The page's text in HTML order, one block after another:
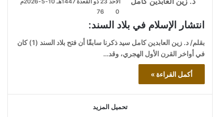
0
76
انتشار الإسلام في بلاد السند:
بقلم/ د. زين العابدين كامل سيد ذكرنا سابقًا أن فتح بلاد السند (1) كان
في أواخر القرن الأول الهجري، وقد…
أكمل القراءة »
تحميل المزيد